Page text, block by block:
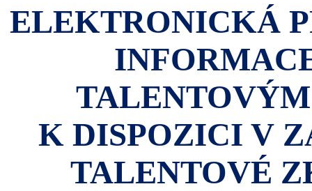
ELEKTRONICKÁ
K DISPOZICI V
TALENTOVÉ